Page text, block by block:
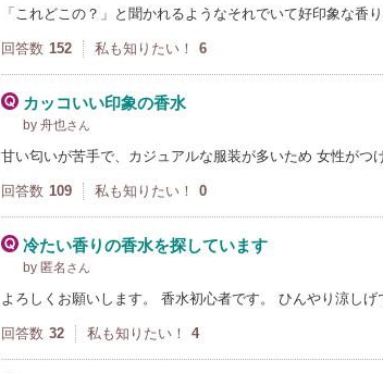
「これどこの？」と聞かれるようなそれでいて好印象な香
回答数 152 私も知りたい！ 6
カッコいい印象の香水
by 舟也さん
甘い匂いが苦手で、カジュアルな服装が多いため 女性が
回答数 109 私も知りたい！ 0
冷たい香りの香水を探しています
by 匿名 さん
よろしくお願いします。 香水初心者です。 ひんやり涼し
回答数 32 私も知りたい！ 4